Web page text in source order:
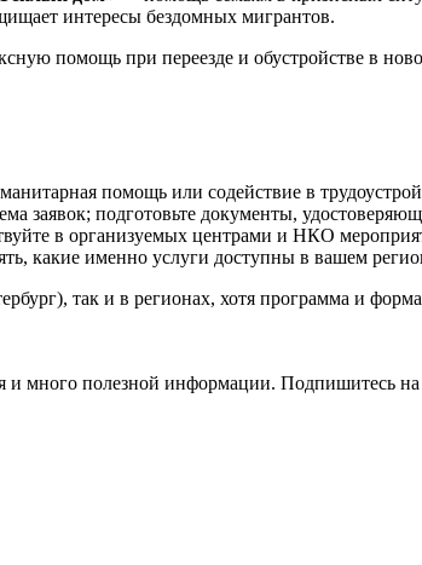
интересы бездомных мигрантов.
помощь при переезде и обустройстве в
помощь или содействие в
подготовьте документы,
в организуемых центрами и НКО
какие именно услуги доступны в вашем
так и в регионах, хотя программа и
много полезной информации. Подпишитесь на